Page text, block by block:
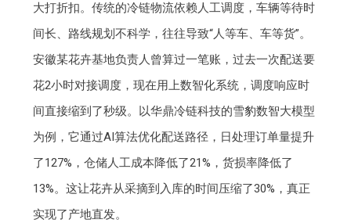
大打折扣。传统的冷链物流依赖人工调度，车辆等待时
间长、路线规划不科学，往往导致“人等车、车等货”。
安徽某花卉基地负责人曾算过一笔账，过去一次配送要
花2小时对接调度，现在用上数智化系统，调度响应时
间直接缩到了秒级。以华鼎冷链科技的雪豹数智大模型
为例，它通过AI算法优化配送路径，日处理订单量提升
了127%，仓储人工成本降低了21%，货损率降低了
13%。这让花卉从采摘到入库的时间压缩了30%，真正
实现了产地直发。